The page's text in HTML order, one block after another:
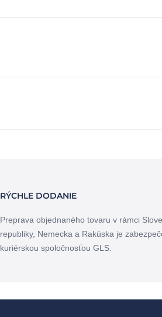
RÝCHLE DODANIE
Preprava objednaného tovaru v rámci
republiky, Nemecka a Rakúska je
kuriérskou spoločnosťou GLS.